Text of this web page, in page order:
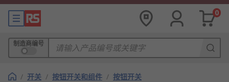
0
制造商编号
/ 开关 / 按钮开关和组件 / 按钮开关